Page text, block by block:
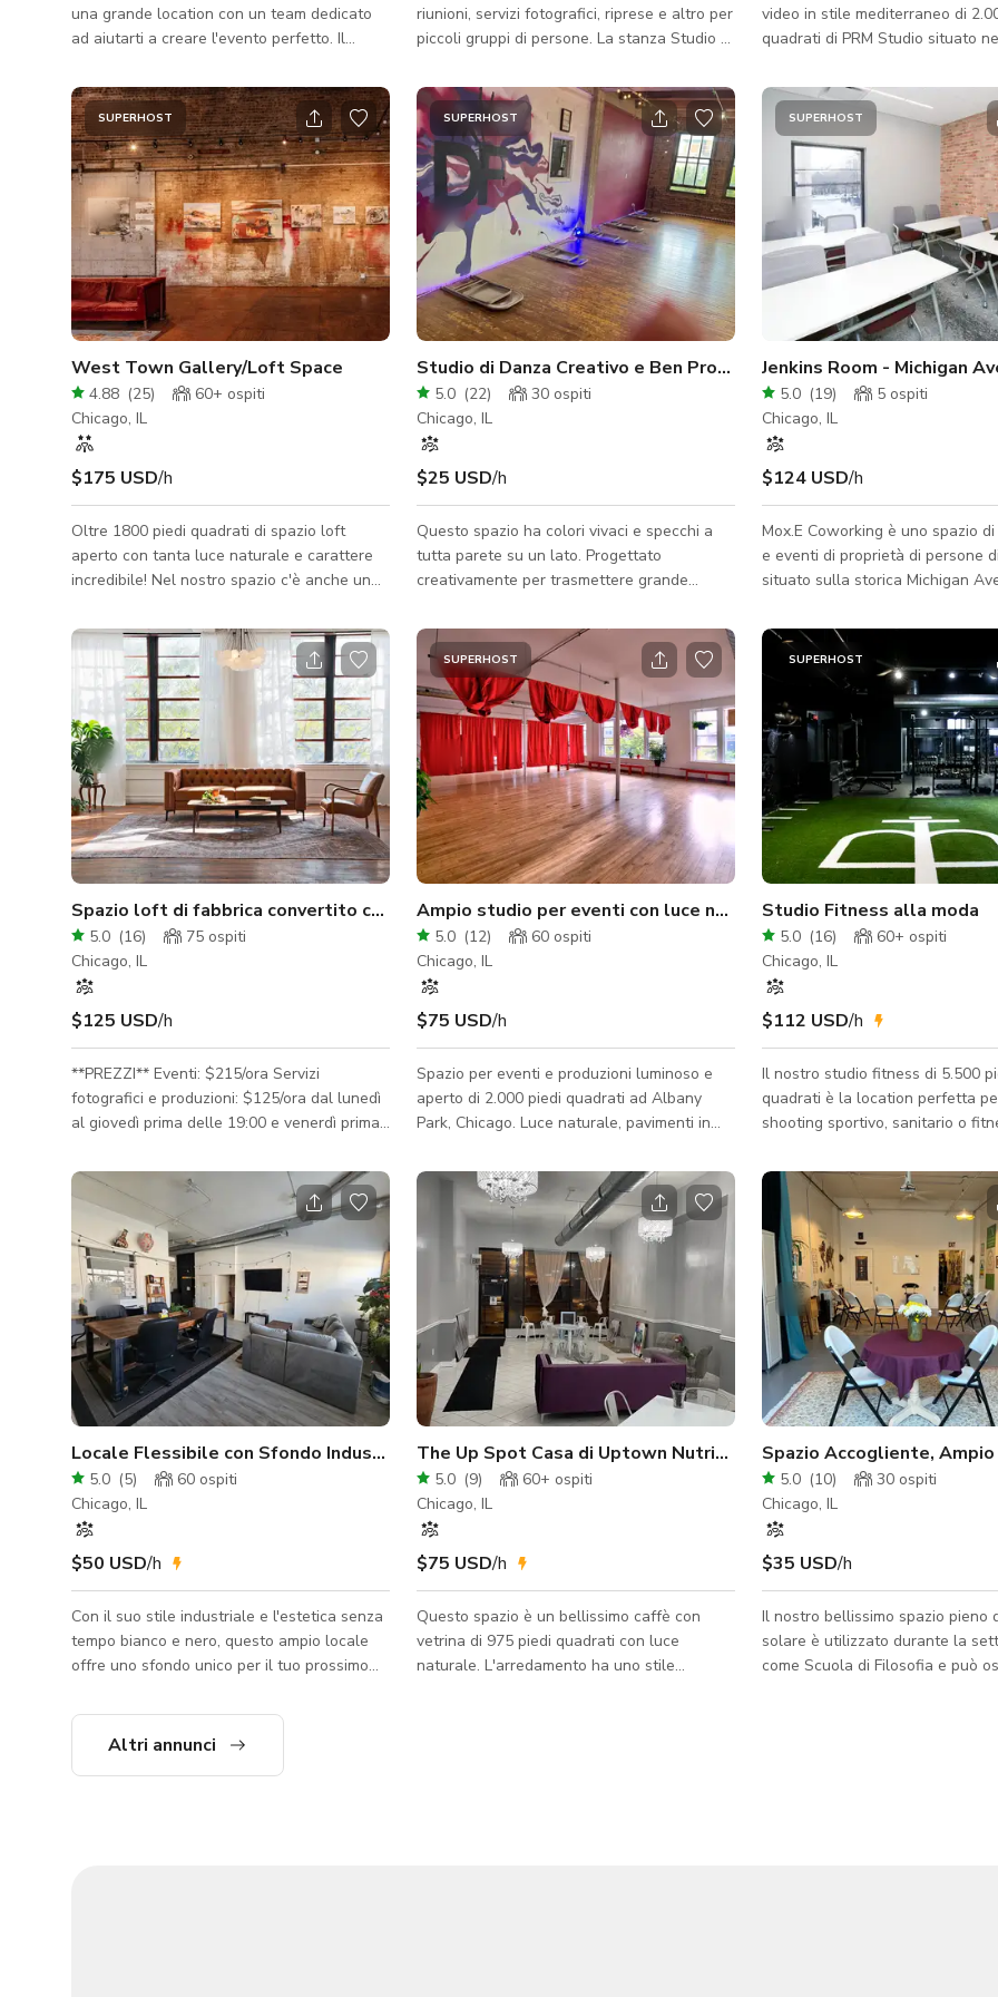
una grande location con un team dedicato
ad aiutarti a creare l'evento perfetto. Il
Amiamo feste, raccolte fondi, proiezioni di
film, ricevimenti di nozze, eventi aziendali
fuori sede e altro ancora... Abbiamo una
licenza PPA, ti preghiamo di informarci se
stai pianificando un evento a pagamento. La
nostra struttura può ospitare fino a 180
persone per una cena seduta, spettacolo,
recital, proiezione... fino
riunioni, servizi fotografici, riprese e altro per
piccoli gruppi di persone. La stanza Studio 1
Con aria condizionata, wifi e parcheggio in
strada disponibili.
video in stile mediterraneo di
quadrati di PRM Studio situato
questo studio artigianale
di ripresa principali, tra cui una
unica e una grande parete a
ideale per dare vita alle tue
*Offerta estiva*: $100 all'ora
Minimo due ore.) Caratteristiche:
Abbondante luce naturale
soffitti e pavimenti in leg
SUPERHOST
West Town Gallery/Loft Space
4.88 (25) 60+ ospiti
Chicago, IL
$175 USD/h
Oltre 1800 piedi quadrati di spazio loft
aperto con tanta luce naturale e carattere
incredibile! Nel nostro spazio c'è anche un
porta scorrevole che dà accesso a scaffali,
specchi, frigoriferi, posti a sedere extra, ecc.
Se cerchi questo spazio per un matrimonio o
un evento più grande, potresti anche avere
accesso al nostro ingresso e area lobby per
decorazioni leggere e segnaletica! Pavimenti
in legno, pareti in mattoni a vista e soffitti
alti 30 piedi
SUPERHOST
Studio di Danza Creativo e Ben Progettato – Spazio Vibrante
5.0 (22) 30 ospiti
Chicago, IL
$25 USD/h
Questo spazio ha colori vivaci e specchi a
tutta parete su un lato. Progettato
creativamente per trasmettere grande
illuminazione speciale insieme a faretti
individuali per l'uso. Sono disponibili anche
sedie e tavoli se necessario. Abbondante
luce naturale, un grande vantaggio!
SUPERHOST
Jenkins Room - Michigan
5.0 (19) 5 ospiti
Chicago, IL
$124 USD/h
Mox.E Coworking è uno spazio
e eventi di proprietà di persone
situato sulla storica Michigan
imprenditori, creativi e
comunità. La nostra missione è
belli, professionali e accessibili
inclusi fondatori
particolare imprenditori POC/
possano lavorare, incontrarsi e
impegniamo a essere presenti
costantemente per chi ha
opportunità
Spazio loft di fabbrica convertito con atmosfere newyorkesi
5.0 (16) 75 ospiti
Chicago, IL
$125 USD/h
**PREZZI** Eventi: $215/ora Servizi
fotografici e produzioni: $125/ora dal lunedì
al giovedì prima delle 19:00 e venerdì prima
di $215/ora. Tariffa pulizia: $100*
*Prenotazioni più grandi potrebbero essere
soggette a una tariffa di pulizia maggiorata.
Ore minime: Eventi: minimo 3 ore da lunedì a
giovedì, minimo 4 ore venerdì-domenica
Servizi fotografici e produzioni: minimo 2 ore
da lunedì a giovedì, minimo 4 ore venerdì-
domenica Benve
SUPERHOST
Ampio studio per eventi con luce naturale e pavimento in legno
5.0 (12) 60 ospiti
Chicago, IL
$75 USD/h
Spazio per eventi e produzioni luminoso e
aperto di 2.000 piedi quadrati ad Albany
Park, Chicago. Luce naturale, pavimenti in
funziona per feste, pop-up, servizi
fotografici, workshop e altro. Ingresso
privato e accesso al secondo piano a piedi.
Caratteristiche dello spazio: - Disposizione
aperta di 2.000 piedi quadrati - Finestre
esposte a est con luce naturale - Pavimenti
in legno e specchi - Piccola cucina con
lavandino, microonde e frigorifero/congel
SUPERHOST
Studio Fitness alla moda
5.0 (16) 60+ ospiti
Chicago, IL
$112 USD/h
Il nostro studio fitness di 5.500
quadrati è la location perfetta
shooting sportivo, sanitario o
moderni con pareti a specchio e
illuminazione soffusa. Lo spazio
attrezzature fitness
impianto audio, spogliatoi e una
Locale Flessibile con Sfondo Industriale
5.0 (5) 60 ospiti
Chicago, IL
$50 USD/h
Con il suo stile industriale e l'estetica senza
tempo bianco e nero, questo ampio locale
offre uno sfondo unico per il tuo prossimo
piedi quadrati. Gli ospiti entrano nell'area
principale che può ospitare fino a 20
The Up Spot Casa di Uptown Nutrition
5.0 (9) 60+ ospiti
Chicago, IL
$75 USD/h
Questo spazio è un bellissimo caffè con
vetrina di 975 piedi quadrati con luce
naturale. L'arredamento ha uno stile
Spazio Accogliente,
5.0 (10) 30 ospiti
Chicago, IL
$35 USD/h
Il nostro bellissimo spazio pieno
solare è utilizzato durante la
come Scuola di Filosofia e può
Altri annunci